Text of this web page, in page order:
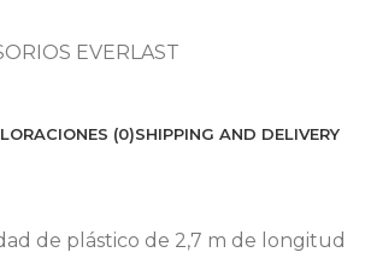
EVERLAST
(0)SHIPPING AND DELIVERY
de plástico de 2,7 m de longitud